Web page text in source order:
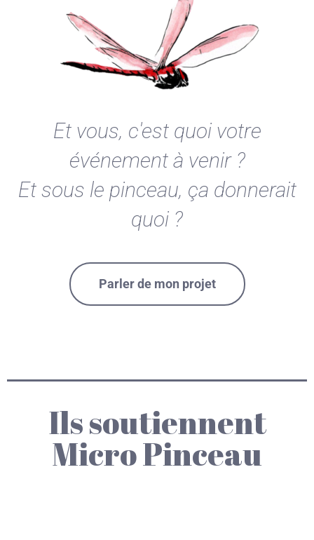
Et vous, c'est quoi votre
événement à venir ?
Et sous le pinceau, ça donnerait
quoi ?
Parler de mon projet
Ils soutiennent
Micro Pinceau